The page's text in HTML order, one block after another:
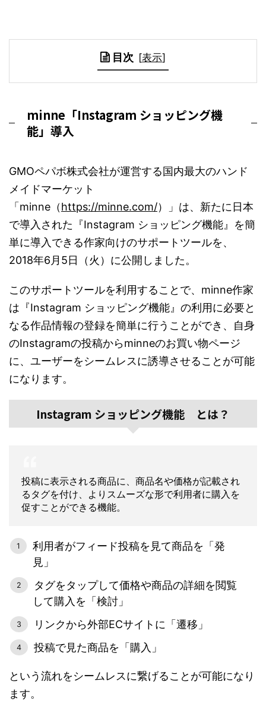
目次 [表示]
minne「Instagram ショッピング機
能」導入
GMOペパボ株式会社が運営する国内最大のハンド
メイドマーケット
「minne（https://minne.com/）」は、新たに日本
で導入された『Instagram ショッピング機能』を簡
単に導入できる作家向けのサポートツールを、
2018年6月5日（火）に公開しました。
このサポートツールを利用することで、minne作家
は『Instagram ショッピング機能』の利用に必要と
なる作品情報の登録を簡単に行うことができ、自身
のInstagramの投稿からminneのお買い物ページ
に、ユーザーをシームレスに誘導させることが可能
になります。
Instagram ショッピング機能 とは？
投稿に表示される商品に、商品名や価格が記載され
るタグを付け、よりスムーズな形で利用者に購入を
促すことができる機能。
利用者がフィード投稿を見て商品を「発
見」
タグをタップして価格や商品の詳細を閲覧
して購入を「検討」
リンクから外部ECサイトに「遷移」
投稿で見た商品を「購入」
という流れをシームレスに繋げることが可能になり
ます。